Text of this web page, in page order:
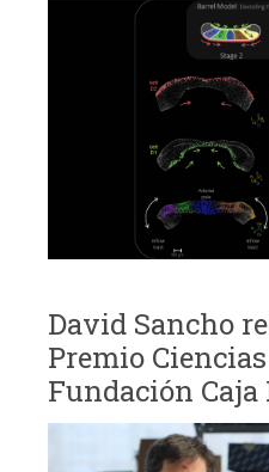
David Sancho
Premio
Fundación Caja